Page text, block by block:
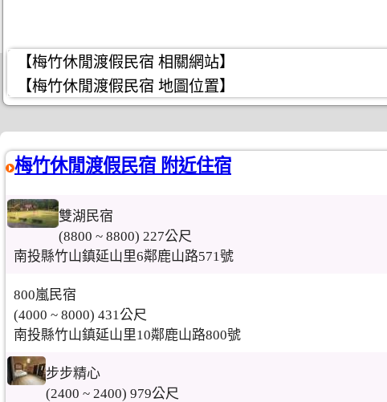
【梅竹休閒渡假民宿 相關網站】
【梅竹休閒渡假民宿 地圖位置】
梅竹休閒渡假民宿 附近住宿
雙湖民宿
(8800 ~ 8800) 227公尺
南投縣竹山鎮延山里6鄰鹿山路571號
800嵐民宿
(4000 ~ 8000) 431公尺
南投縣竹山鎮延山里10鄰鹿山路800號
步步精心
(2400 ~ 2400) 979公尺